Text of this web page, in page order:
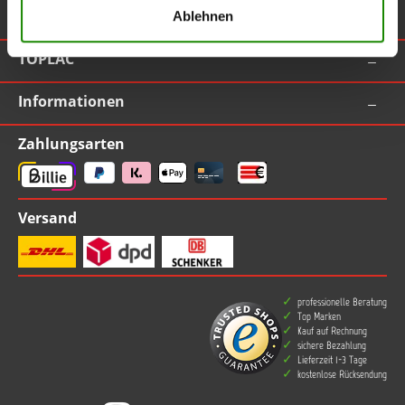
Ablehnen
TOPLAC
Informationen
Zahlungsarten
Versand
professionelle Beratung
Top Marken
Kauf auf Rechnung
sichere Bezahlung
Lieferzeit 1-3 Tage
kostenlose Rücksendung